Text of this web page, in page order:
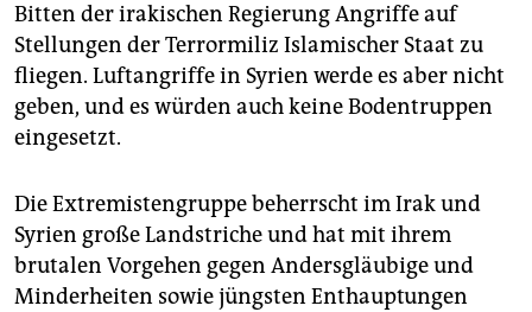
Bitten der irakischen Regierung Angriffe auf
Stellungen der Terrormiliz Islamischer Staat zu
fliegen. Luftangriffe in Syrien werde es aber nicht
geben, und es würden auch keine Bodentruppen
eingesetzt.
Die Extremistengruppe beherrscht im Irak und
Syrien große Landstriche und hat mit ihrem
brutalen Vorgehen gegen Andersgläubige und
Minderheiten sowie jüngsten Enthauptungen